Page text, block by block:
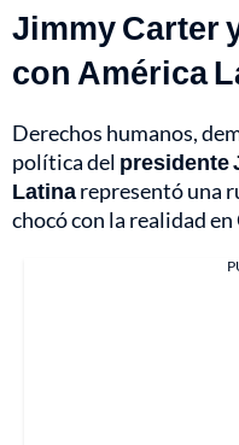
Jimmy Carter
con América
Derechos humanos,
política del presidente
Latinarepresentó una
chocó con la realidad